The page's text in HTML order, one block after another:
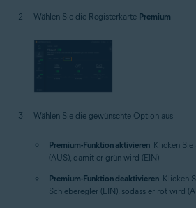
Wählen Sie die Registerkarte Premium
Wählen Sie die gewünschte Option aus:
Premium-Funktion aktivieren: Klicken
(AUS), damit er grün wird (EIN).
Premium-Funktion deaktivieren: Klicken
Schieberegler (EIN), sodass er rot wird